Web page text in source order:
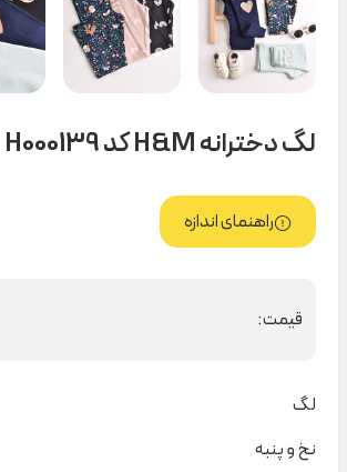
لگ دخترانه H&M کد H000139
راهنمای اندازه
قیمت:
لگ
نخ و پنبه